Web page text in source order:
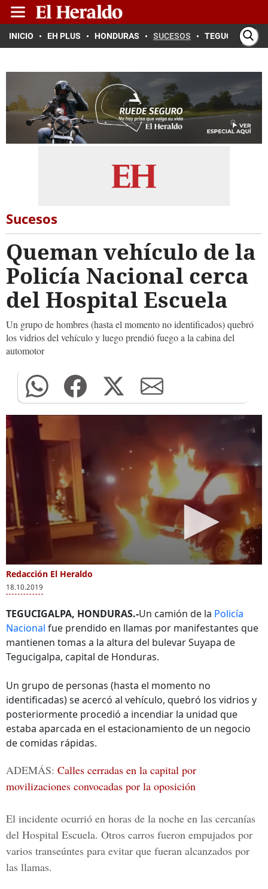
INICIO EH PLUS HONDURAS SUCESOS TEGUCIGALPA
Sucesos
Queman vehículo de la
Policía Nacional cerca
del Hospital Escuela
Un grupo de hombres (hasta el momento no identificados) quebró
los vidrios del vehículo y luego prendió fuego a la cabina del
automotor
0
seconds
of
seconds
Redacción El Heraldo
18.10.2019
TEGUCIGALPA, HONDURAS.-Un camión de la Policía
Nacional fue prendido en llamas por manifestantes que
mantienen tomas a la altura del bulevar Suyapa de
Tegucigalpa, capital de Honduras.
Un grupo de personas (hasta el momento no
identificadas) se acercó al vehículo, quebró los vidrios y
posteriormente procedió a incendiar la unidad que
estaba aparcada en el estacionamiento de un negocio
de comidas rápidas.
ADEMÁS: Calles cerradas en la capital por
movilizaciones convocadas por la oposición
El incidente ocurrió en horas de la noche en las cercanías
del Hospital Escuela. Otros carros fueron empujados por
varios transeúntes para evitar que fueran alcanzados por
las llamas.